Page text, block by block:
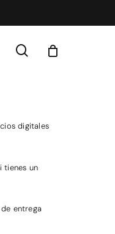
search
digitales
tienes un
entrega